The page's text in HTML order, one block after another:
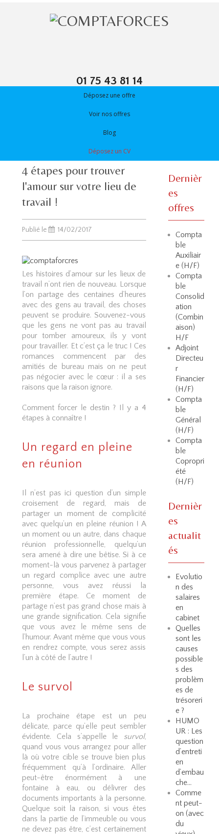
01 75 43 81 14
Déposez une offre
Voir nos offres
Blog
Déposez un CV
4 étapes pour trouver
l'amour sur votre lieu de
travail !
Publié le 14/02/2017
Les histoires d’amour sur les lieux de
travail n’ont rien de nouveau. Lorsque
l’on partage des centaines d’heures
avec des gens au travail, des choses
peuvent se produire. Souvenez-vous
que les gens ne vont pas au travail
pour tomber amoureux, ils y vont
pour travailler. Et c’est ça le truc ! Ces
romances commencent par des
amitiés de bureau mais on ne peut
pas négocier avec le cœur : il a ses
raisons que la raison ignore.
Comment forcer le destin ? Il y a 4
étapes à connaître !
Un regard en pleine
en réunion
Il n’est pas ici question d’un simple
croisement de regard, mais de
partager un moment de complicité
avec quelqu’un en pleine réunion ! A
un moment ou un autre, dans chaque
réunion professionnelle, quelqu’un
sera amené à dire une bêtise. Si à ce
moment-là vous parvenez à partager
un regard complice avec une autre
personne, vous avez réussi la
première étape. Ce moment de
partage n’est pas grand chose mais à
une grande signification. Cela signifie
que vous avez le même sens de
l’humour. Avant même que vous vous
en rendrez compte, vous serez assis
l’un à côté de l’autre !
Le survol
La prochaine étape est un peu
délicate, parce qu’elle peut sembler
évidente. Cela s’appelle le survol,
quand vous vous arrangez pour aller
là où votre cible se trouve bien plus
fréquemment qu’à l’ordinaire. Aller
peut-être énormément à une
fontaine à eau, ou délivrer des
documents importants à la personne.
Quelque soit la raison, si vous êtes
dans la partie de l’immeuble ou vous
ne devez pas être, c’est certainement
Dernièr
es
offres
Compta
ble
Auxiliair
e (H/F)
Compta
ble
Consolid
ation
(Combin
aison)
H/F
Adjoint
Directeu
r
Financier
(H/F)
Compta
ble
Général
(H/F)
Compta
ble
Copropri
été
(H/F)
Dernièr
es
actualit
és
Evolutio
n des
salaires
en
cabinet
Quelles
sont les
causes
possible
s des
problèm
es de
trésoreri
e ?
HUMO
UR : Les
question
d’entreti
en
d’embau
che…
Comme
nt peut-
on (avec
du